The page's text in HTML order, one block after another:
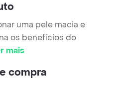
uma pele macia e
os benefícios do
mais
compra